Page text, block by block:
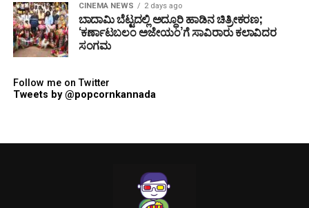
CINEMA NEWS 2 days ago
ಬಾದಾಮಿ ಬೆಟ್ಟದಲ್ಲಿ ಅದ್ಧೂರಿ ಹಾಡಿನ ಚಿತ್ರೀಕರಣ;
‘ಕರ್ಣಾಟಬಲಂ ಅಜೇಯಂ’ಗೆ ಸಾವಿರಾರು ಕಲಾವಿದರ
ಸಂಗಮ
Follow me on Twitter
Tweets by @popcornkannada